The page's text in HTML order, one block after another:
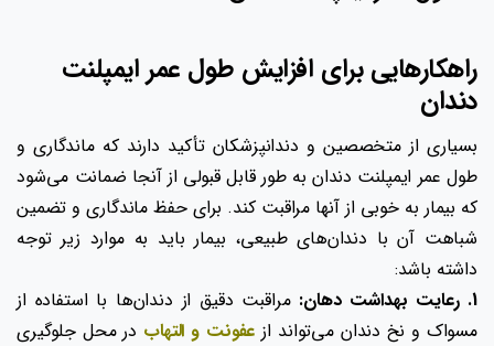
راهکارهایی برای افزایش طول عمر ایمپلنت
دندان
بسیاری از متخصصین و دندانپزشکان تأکید دارند که ماندگاری و
طول عمر ایمپلنت دندان به طور قابل قبولی از آنجا ضمانت می‌شود
که بیمار به ‌خوبی از آنها مراقبت کند. برای حفظ ماندگاری و تضمین
شباهت آن با دندان‌های طبیعی، بیمار باید به موارد زیر توجه
داشته باشد:
1. رعایت بهداشت دهان:
مراقبت دقیق از دندان‌ها با استفاده از
مسواک و نخ دندان می‌تواند از عفونت و التهاب در محل جلوگیری